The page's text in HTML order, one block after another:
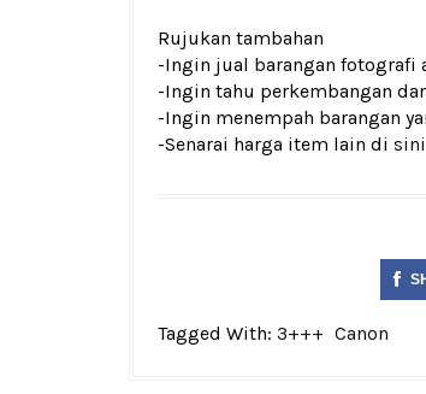
Rujukan tambahan
-Ingin jual barangan fotografi
-Ingin tahu perkembangan
-Ingin menempah barangan
-Senarai harga item lain di sini
Tagged With: 3+++ Canon